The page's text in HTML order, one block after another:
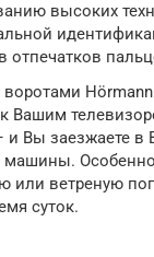
высоких
отпечатков
воротами
Вашим
и Вы заезжаете в
машины.
или ветреную
суток.